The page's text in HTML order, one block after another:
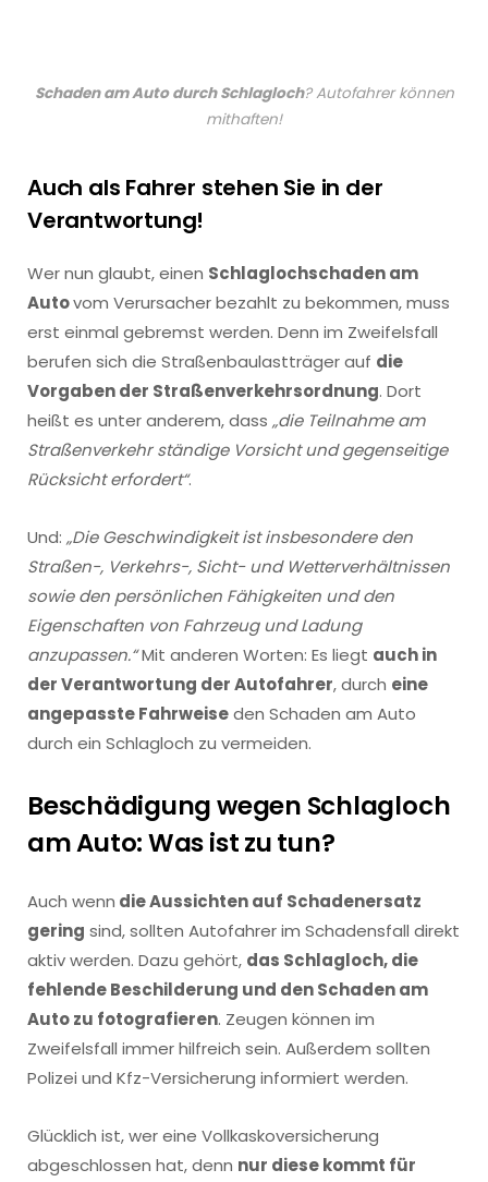
Schaden am Auto durch Schlagloch? Autofahrer können
mithaften!
Auch als Fahrer stehen Sie in der
Verantwortung!
Wer nun glaubt, einen Schlaglochschaden am
Autovom Verursacher bezahlt zu bekommen, muss
erst einmal gebremst werden. Denn im Zweifelsfall
berufen sich die Straßenbaulastträger auf die
Vorgaben der Straßenverkehrsordnung. Dort
heißt es unter anderem, dass „die Teilnahme am
Straßenverkehr ständige Vorsicht und gegenseitige
Rücksicht erfordert“.
Und: „Die Geschwindigkeit ist insbesondere den
Straßen-, Verkehrs-, Sicht- und Wetterverhältnissen
sowie den persönlichen Fähigkeiten und den
Eigenschaften von Fahrzeug und Ladung
anzupassen.“Mit anderen Worten: Es liegt auch in
der Verantwortung der Autofahrer, durch eine
angepasste Fahrweiseden Schaden am Auto
durch ein Schlagloch zu vermeiden.
Beschädigung wegen Schlagloch
am Auto: Was ist zu tun?
Auch wenn die Aussichten auf Schadenersatz
gering sind, sollten Autofahrer im Schadensfall direkt
aktiv werden. Dazu gehört, das Schlagloch, die
fehlende Beschilderung und den Schaden am
Auto zu fotografieren. Zeugen können im
Zweifelsfall immer hilfreich sein. Außerdem sollten
Polizei und Kfz-Versicherung informiert werden.
Glücklich ist, wer eine Vollkaskoversicherung
abgeschlossen hat, denn nur diese kommt für